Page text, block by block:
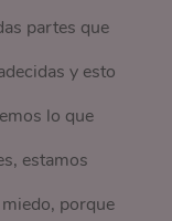
partes que
y esto
lo que
estamos
porque